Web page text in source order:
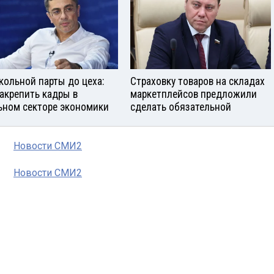
парты до цеха:
кадры в
секторе экономики
Страховку товаров на складах
маркетплейсов предложили
сделать обязательной
Новости СМИ2
Новости СМИ2